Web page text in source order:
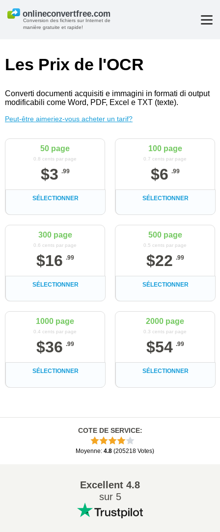
Conversion des fichiers sur Internet de
manière gratuite et rapide!
Les Prix de l'OCR
Converti documenti acquisiti e immagini in formati di output
modificabili come Word, PDF, Excel e TXT (texte).
Peut-être aimeriez-vous acheter un tarif?
50 page
0.8 cents par page
$3 .99
SÉLECTIONNER
100 page
0.7 cents par page
$6 .99
SÉLECTIONNER
300 page
0.6 cents par page
$16 .99
SÉLECTIONNER
500 page
0.5 cents par page
$22 .99
SÉLECTIONNER
1000 page
0.4 cents par page
$36 .99
SÉLECTIONNER
2000 page
0.3 cents par page
$54 .99
SÉLECTIONNER
COTE DE SERVICE:
Moyenne: 4.8 (205218 Votes)
Excellent 4.8
sur 5